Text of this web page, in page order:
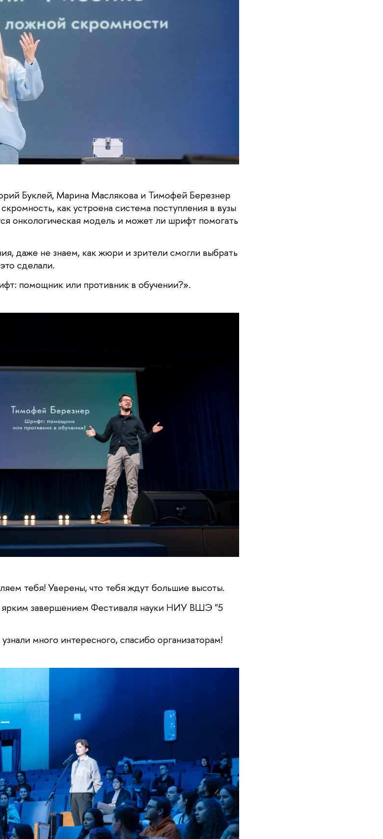
Буклей, Марина Маслякова и Тимофей Березнер
как устроена система поступления в вузы
онкологическая модель и может ли шрифт помогать
даже не знаем, как жюри и зрители смогли выбрать
сделали.
помощник или противник в обучении?».
тебя! Уверены, что тебя ждут большие высоты.
ярким завершением Фестиваля науки НИУ ВШЭ "5
много интересного, спасибо организаторам!